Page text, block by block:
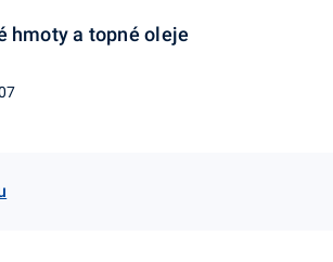
hmoty a topné oleje